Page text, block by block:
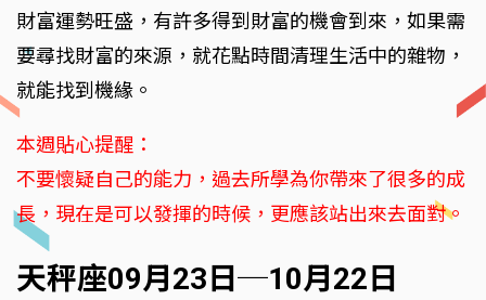
財富運勢旺盛，有許多得到財富的機會到來，如果需
要尋找財富的來源，就花點時間清理生活中的雜物，
就能找到機緣。
本週貼心提醒：
不要懷疑自己的能力，過去所學為你帶來了很多的成
長，現在是可以發揮的時候，更應該站出來去面對。
天秤座09月23日─10月22日